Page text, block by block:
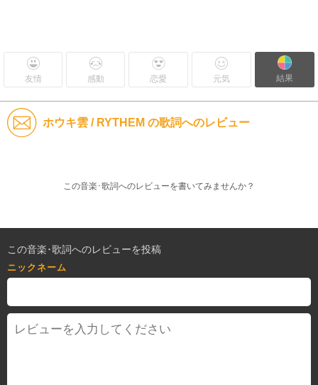
友情 感動 恋愛 元気 結果
ホウキ雲 / RYTHEM の歌詞へのレビュー
この音楽･歌詞へのレビューを書いてみませんか？
この音楽･歌詞へのレビューを投稿
ニックネーム